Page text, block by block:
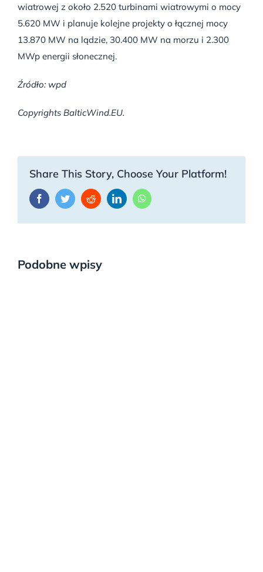
wiatrowej z około 2.520 turbinami wiatrowymi o mocy
5.620 MW i planuje kolejne projekty o łącznej mocy
13.870 MW na lądzie, 30.400 MW na morzu i 2.300
MWp energii słonecznej.
Źródło: wpd
Copyrights BalticWind.EU.
Share This Story, Choose Your Platform!
FacebookTwitterRedditLinkedInWhatsApp
Podobne wpisy